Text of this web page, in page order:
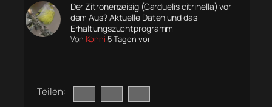
Der Zitronenzeisig (Carduelis citrinella) vor
dem Aus? Aktuelle Daten und das
Erhaltungszuchtprogramm
Von Konni 5 Tagen vor
Teilen: